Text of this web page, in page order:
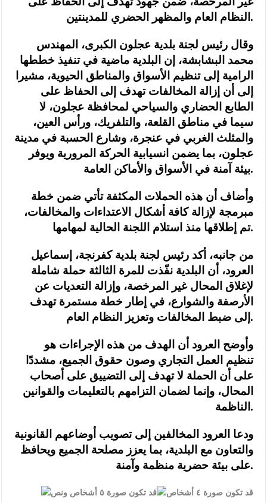
النظام العام والمظهر الحضري للمدينتين.
وقال رئيس لجنة بلدية عجلون الكبرى، المهندس
محمد البشابشة، إن البلدية ماضية في تنفيذ خططها
الرامية إلى تنظيم الأسواق والمناطق الحيوية، مشيرا
إلى أن إزالة المخالفات تهدف إلى الحفاظ على
الطابع الحضاري والسياحي لمحافظة عجلون، لا
سيما في مناطق القلعة، والتلفريك، ورأس العين،
والمثلث الغربي في عنجرة، وشارع الحسبة في مدينة
عجلون، بما يضمن انسيابية الحركة المرورية ويوفر
بيئة آمنة في الأسواق والأماكن العامة.
وأضاف أن هذه الحملات المكثفة تأتي ضمن خطة
مبرمجة لإزالة كافة أشكال الاعتداءات والمخالفات،
تم إطلاقها منذ استلام اللجنة الحالية لمهامها.
من جانبه، أكد رئيس لجنة بلدية كفرنجة، إسماعيل
العرود، أن البلدية نفّذت للمرة الثالثة حملة شاملة
لإغلاق المحال غير المرخصة، وإزالة التعديات عن
الأرصفة والشوارع، في إطار خطة مستمرة تهدف
إلى ضبط المخالفات وتعزيز النظام العام.
وأوضح العرود أن الهدف من هذه الإجراءات هو
تنظيم العمل التجاري وصون حقوق الجميع، مشددًا
على أن الحملة لا تهدف إلى التضييق على أصحاب
المحال، وإنما لضمان التزامهم بالتعليمات والقوانين
الناظمة.
ودعا العرود المخالفين إلى تصويب أوضاعهم القانونية
والتعاون مع البلدية، بما يعزز مصلحة الجميع ويحافظ
على بيئة حضرية منظمة وآمنة.